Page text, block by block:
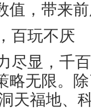
值，带来
百玩不厌
尽显，千
略无限。
天福地、